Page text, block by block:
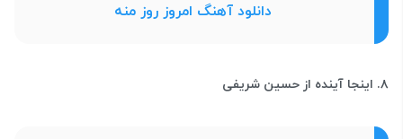
دانلود آهنگ امروز روز منه
۸. اینجا آینده از حسین شریفی